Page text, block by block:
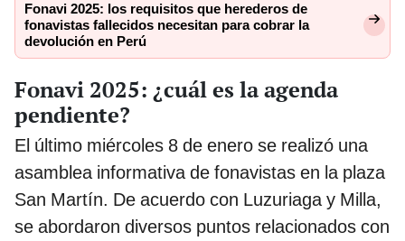
Fonavi 2025: los requisitos que herederos de
fonavistas fallecidos necesitan para cobrar la
devolución en Perú
Fonavi 2025: ¿cuál es la agenda
pendiente?
El último miércoles 8 de enero se realizó una
asamblea informativa de fonavistas en la plaza
San Martín. De acuerdo con Luzuriaga y Milla,
se abordaron diversos puntos relacionados con